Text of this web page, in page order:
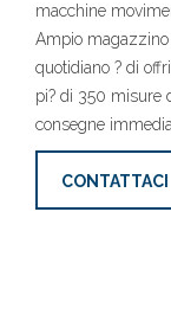
macchine
Ampio
quotidiano ? di
pi? di 350 misure
consegne
CONTATTACI